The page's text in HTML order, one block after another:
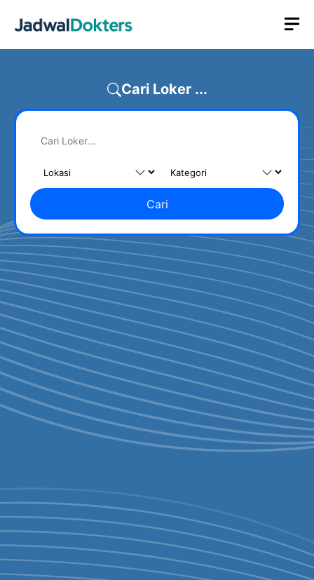
Cari Loker ...
Cari